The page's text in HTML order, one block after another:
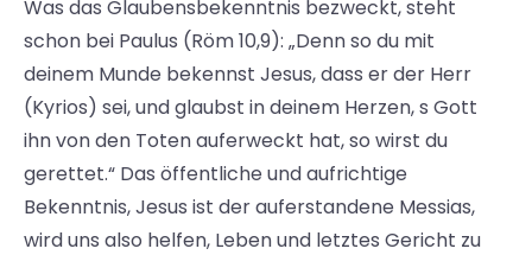
Was das Glaubensbekenntnis bezweckt, steht
schon bei Paulus (Röm 10,9): „Denn so du mit
deinem Munde bekennst Jesus, dass er der Herr
(Kyrios) sei, und glaubst in deinem Herzen, s Gott
ihn von den Toten auferweckt hat, so wirst du
gerettet.“ Das öffentliche und aufrichtige
Bekenntnis, Jesus ist der auferstandene Messias,
wird uns also helfen, Leben und letztes Gericht zu